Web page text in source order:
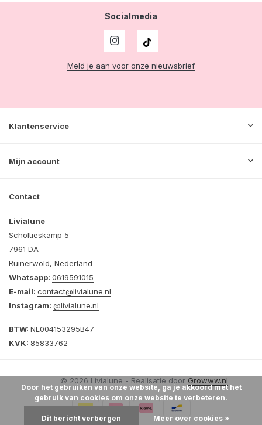
Socialmedia
Meld je aan voor onze nieuwsbrief
Klantenservice
Mijn account
Contact
Livialune
Scholtieskamp 5
7961 DA
Ruinerwold, Nederland
Whatsapp: 0619591015
E-mail: contact@livialune.nl
Instagram: @livialune.nl
BTW: NL004153295B47
KVK: 85833762
© 2026 Livialune - Realisatie door Growww.nl
Door het gebruiken van onze website, ga je akkoord met het
gebruik van cookies om onze website te verbeteren.
Dit bericht verbergen Meer over cookies »